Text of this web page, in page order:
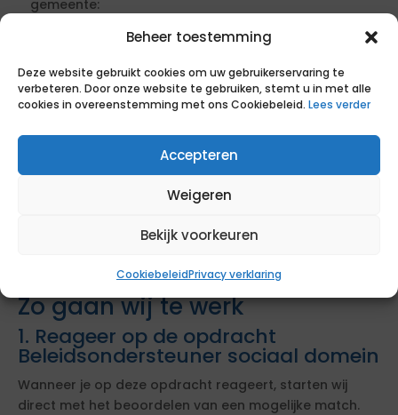
Beheer toestemming
Deze website gebruikt cookies om uw gebruikerservaring te
verbeteren. Door onze website te gebruiken, stemt u in met alle
cookies in overeenstemming met ons Cookiebeleid. Lees verder
Accepteren
Weigeren
Bekijk voorkeuren
CookiebeleidPrivacy verklaring
gemeente:
Minimaal 2 jaar (50 punten)
Aantoonbare werkervaring (0 punten)
Beleidsondersteuner bij een gemeente:
Minimaal 3 jaar (50 punten)
Minimaal 2 jaar (25 punten)
Geïnteresseerd in deze opdracht?
Zo gaan wij te werk
1. Reageer op de opdracht
Beleidsondersteuner sociaal domein
Wanneer je op deze opdracht reageert, starten wij
direct met het beoordelen van een mogelijke match.